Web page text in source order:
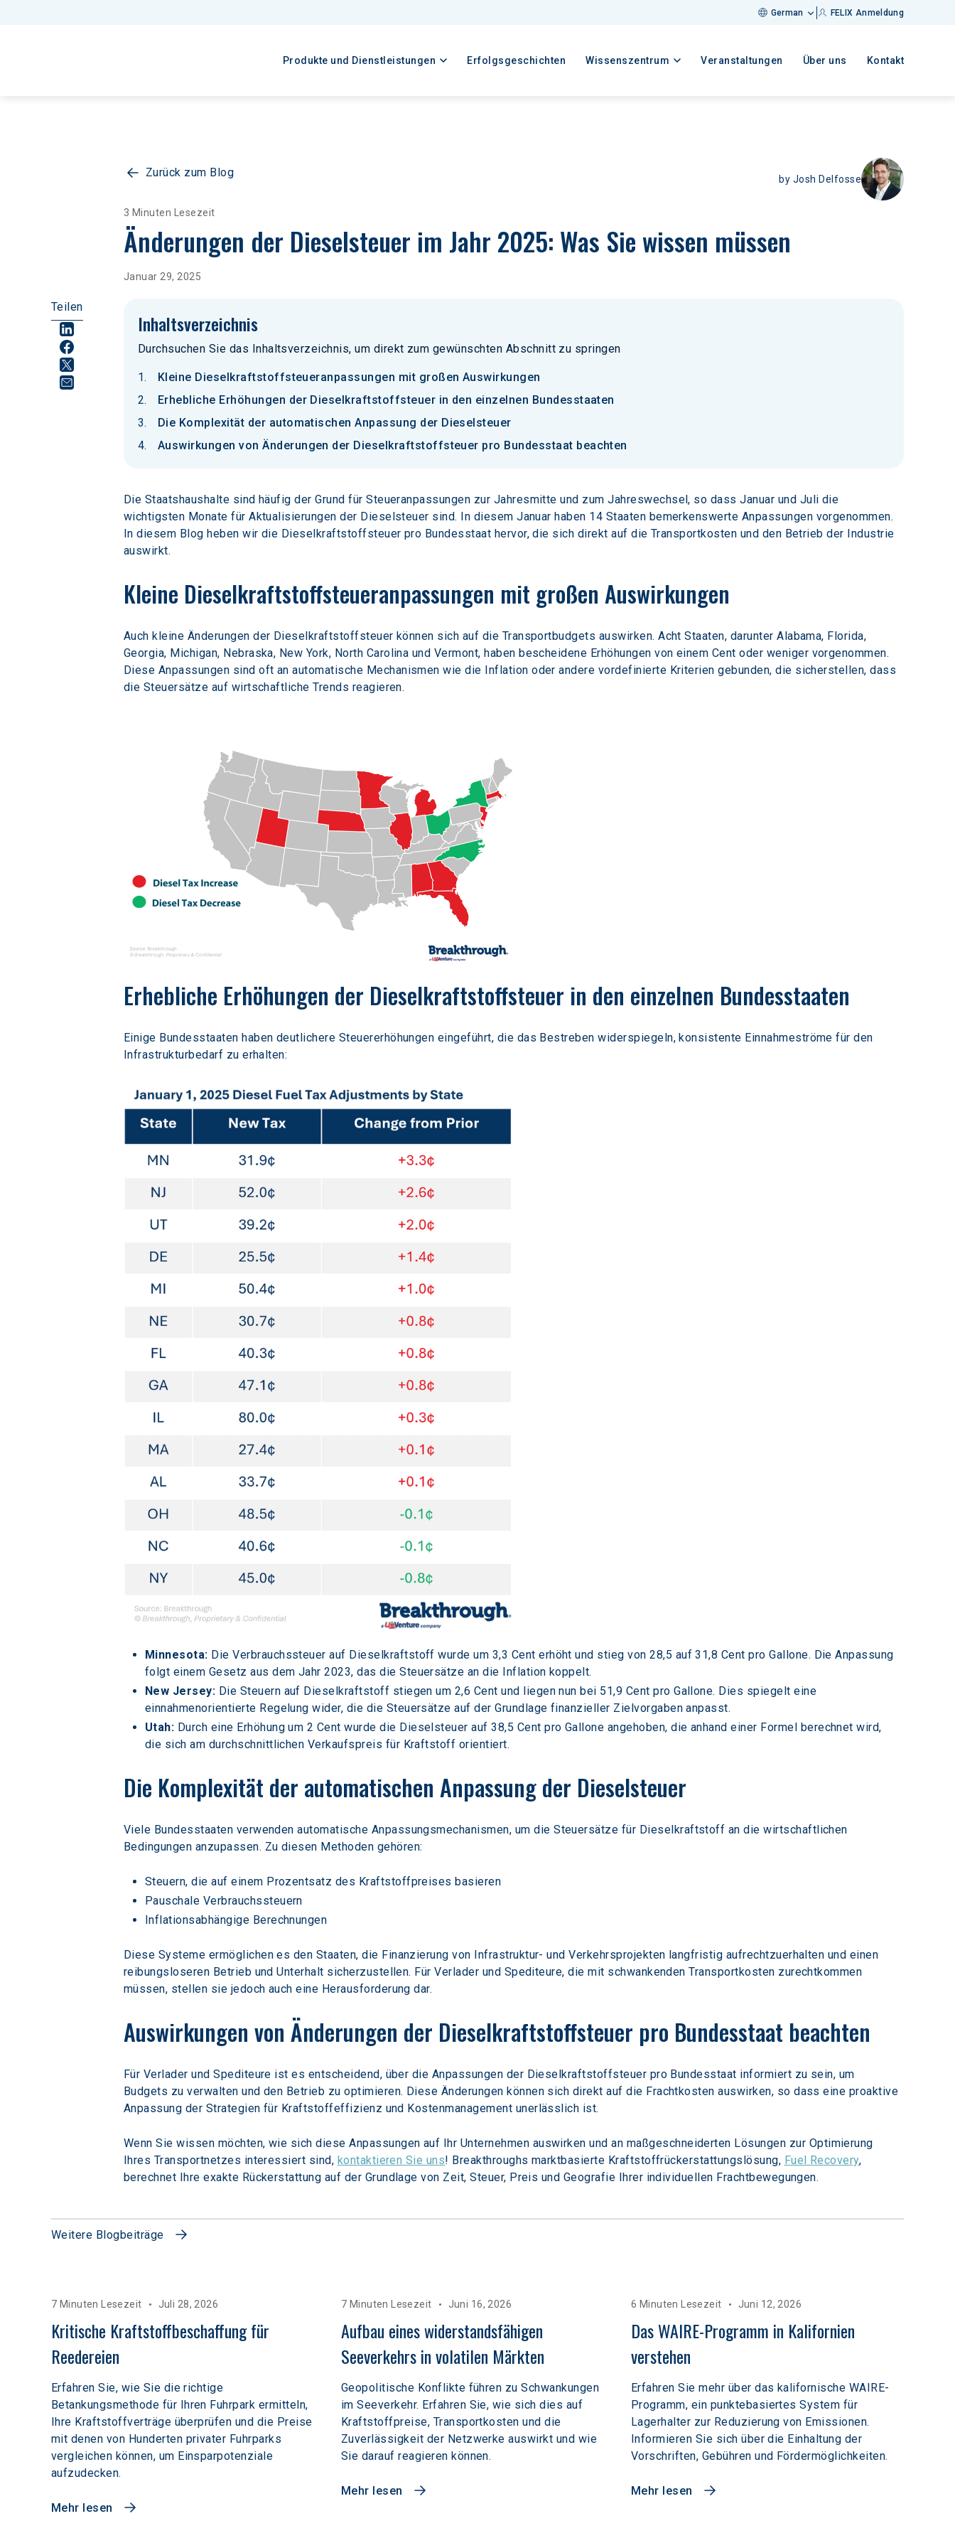
German FELIX Anmeldung
Produkte und Dienstleistungen Erfolgsgeschichten Wissenszentrum Veranstaltungen Über uns Kontakt
Zurück zum Blog by Josh Delfosse
3 Minuten Lesezeit
Änderungen der Dieselsteuer im Jahr 2025: Was Sie wissen müssen
Januar 29, 2025
Teilen
Inhaltsverzeichnis
Durchsuchen Sie das Inhaltsverzeichnis, um direkt zum gewünschten Abschnitt zu springen
Kleine Dieselkraftstoffsteueranpassungen mit großen Auswirkungen
Erhebliche Erhöhungen der Dieselkraftstoffsteuer in den einzelnen Bundesstaaten
Die Komplexität der automatischen Anpassung der Dieselsteuer
Auswirkungen von Änderungen der Dieselkraftstoffsteuer pro Bundesstaat beachten
Die Staatshaushalte sind häufig der Grund für Steueranpassungen zur Jahresmitte und zum Jahreswechsel, so dass Januar und Juli die
wichtigsten Monate für Aktualisierungen der Dieselsteuer sind. In diesem Januar haben 14 Staaten bemerkenswerte Anpassungen vorgenommen.
In diesem Blog heben wir die Dieselkraftstoffsteuer pro Bundesstaat hervor, die sich direkt auf die Transportkosten und den Betrieb der Industrie
auswirkt.
Kleine Dieselkraftstoffsteueranpassungen mit großen Auswirkungen
Auch kleine Änderungen der Dieselkraftstoffsteuer können sich auf die Transportbudgets auswirken. Acht Staaten, darunter Alabama, Florida,
Georgia, Michigan, Nebraska, New York, North Carolina und Vermont, haben bescheidene Erhöhungen von einem Cent oder weniger vorgenommen.
Diese Anpassungen sind oft an automatische Mechanismen wie die Inflation oder andere vordefinierte Kriterien gebunden, die sicherstellen, dass
die Steuersätze auf wirtschaftliche Trends reagieren.
Erhebliche Erhöhungen der Dieselkraftstoffsteuer in den einzelnen Bundesstaaten
Einige Bundesstaaten haben deutlichere Steuererhöhungen eingeführt, die das Bestreben widerspiegeln, konsistente Einnahmeströme für den
Infrastrukturbedarf zu erhalten:
Minnesota: Die Verbrauchssteuer auf Dieselkraftstoff wurde um 3,3 Cent erhöht und stieg von 28,5 auf 31,8 Cent pro Gallone. Die Anpassung
folgt einem Gesetz aus dem Jahr 2023, das die Steuersätze an die Inflation koppelt.
New Jersey: Die Steuern auf Dieselkraftstoff stiegen um 2,6 Cent und liegen nun bei 51,9 Cent pro Gallone. Dies spiegelt eine
einnahmenorientierte Regelung wider, die die Steuersätze auf der Grundlage finanzieller Zielvorgaben anpasst.
Utah: Durch eine Erhöhung um 2 Cent wurde die Dieselsteuer auf 38,5 Cent pro Gallone angehoben, die anhand einer Formel berechnet wird,
die sich am durchschnittlichen Verkaufspreis für Kraftstoff orientiert.
Die Komplexität der automatischen Anpassung der Dieselsteuer
Viele Bundesstaaten verwenden automatische Anpassungsmechanismen, um die Steuersätze für Dieselkraftstoff an die wirtschaftlichen
Bedingungen anzupassen. Zu diesen Methoden gehören:
Steuern, die auf einem Prozentsatz des Kraftstoffpreises basieren
Pauschale Verbrauchssteuern
Inflationsabhängige Berechnungen
Diese Systeme ermöglichen es den Staaten, die Finanzierung von Infrastruktur- und Verkehrsprojekten langfristig aufrechtzuerhalten und einen
reibungsloseren Betrieb und Unterhalt sicherzustellen. Für Verlader und Spediteure, die mit schwankenden Transportkosten zurechtkommen
müssen, stellen sie jedoch auch eine Herausforderung dar.
Auswirkungen von Änderungen der Dieselkraftstoffsteuer pro Bundesstaat beachten
Für Verlader und Spediteure ist es entscheidend, über die Anpassungen der Dieselkraftstoffsteuer pro Bundesstaat informiert zu sein, um
Budgets zu verwalten und den Betrieb zu optimieren. Diese Änderungen können sich direkt auf die Frachtkosten auswirken, so dass eine proaktive
Anpassung der Strategien für Kraftstoffeffizienz und Kostenmanagement unerlässlich ist.
Wenn Sie wissen möchten, wie sich diese Anpassungen auf Ihr Unternehmen auswirken und an maßgeschneiderten Lösungen zur Optimierung
Ihres Transportnetzes interessiert sind, kontaktieren Sie uns! Breakthroughs marktbasierte Kraftstoffrückerstattungslösung, Fuel Recovery,
berechnet Ihre exakte Rückerstattung auf der Grundlage von Zeit, Steuer, Preis und Geografie Ihrer individuellen Frachtbewegungen.
Weitere Blogbeiträge
7 Minuten Lesezeit Juli 28, 2026
Kritische Kraftstoffbeschaffung für
Reedereien
Erfahren Sie, wie Sie die richtige
Betankungsmethode für Ihren Fuhrpark ermitteln,
Ihre Kraftstoffverträge überprüfen und die Preise
mit denen von Hunderten privater Fuhrparks
vergleichen können, um Einsparpotenziale
aufzudecken.
Mehr lesen
7 Minuten Lesezeit Juni 16, 2026
Aufbau eines widerstandsfähigen
Seeverkehrs in volatilen Märkten
Geopolitische Konflikte führen zu Schwankungen
im Seeverkehr. Erfahren Sie, wie sich dies auf
Kraftstoffpreise, Transportkosten und die
Zuverlässigkeit der Netzwerke auswirkt und wie
Sie darauf reagieren können.
Mehr lesen
6 Minuten Lesezeit Juni 12, 2026
Das WAIRE-Programm in Kalifornien
verstehen
Erfahren Sie mehr über das kalifornische WAIRE-
Programm, ein punktebasiertes System für
Lagerhalter zur Reduzierung von Emissionen.
Informieren Sie sich über die Einhaltung der
Vorschriften, Gebühren und Fördermöglichkeiten.
Mehr lesen